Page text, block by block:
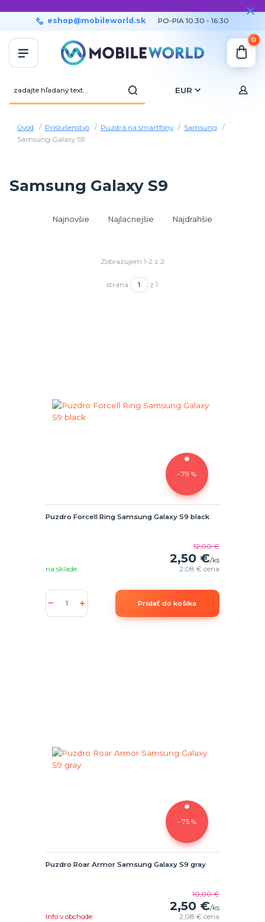
EUR
eshop@mobileworld.sk PO-PIA 10:30 - 16:30
0
Úvod Príslušenstvo Puzdrá na smartfóny
Samsung
Samsung Galaxy S9
Samsung Galaxy S9
Najnovšie Najlacnejšie Najdrahšie
Zobrazujem 1-2 z 2
strana z 1
- 79 %
Puzdro Forcell Ring Samsung Galaxy S9 black
12,00 €
2,50 €/ks
2,08 €cena
na sklade
Pridať do košíka
- 75 %
Puzdro Roar Armor Samsung Galaxy S9 gray
10,00 €
2,50 €/ks
2,08 €cena
Info v obchode